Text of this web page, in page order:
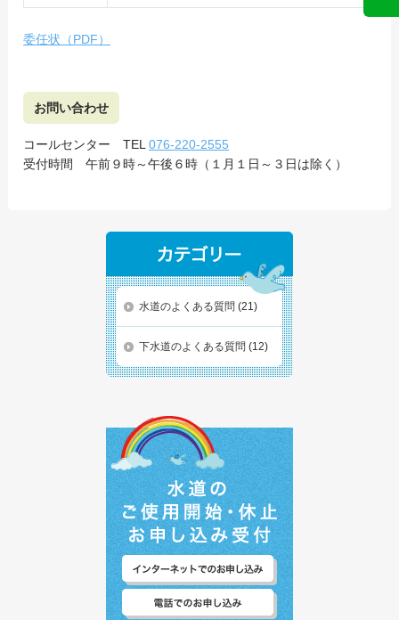
委任状（PDF）
お問い合わせ
コールセンター TEL076-220-2555
受付時間 午前９時～午後６時（１月１日～３日は除く）
水道のよくある質問 (21)
下水道のよくある質問 (12)